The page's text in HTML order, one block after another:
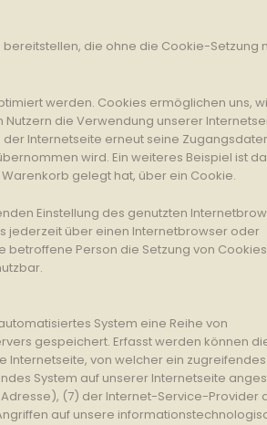
die ohne die Cookie-Setzung
werden. Cookies ermöglichen uns,
die Verwendung unserer
Internetseite erneut seine
wird. Ein weiteres Beispiel ist
gelegt hat, über ein Cookie.
Einstellung des genutzten
jederzeit über einen Internetbrowser oder
Person die Setzung von
System eine Reihe von
gespeichert. Erfasst werden können
Internetseite, von welcher ein zugreifendes
System auf unserer Internetseite
(7) der Internet-Service-Provider
auf unsere